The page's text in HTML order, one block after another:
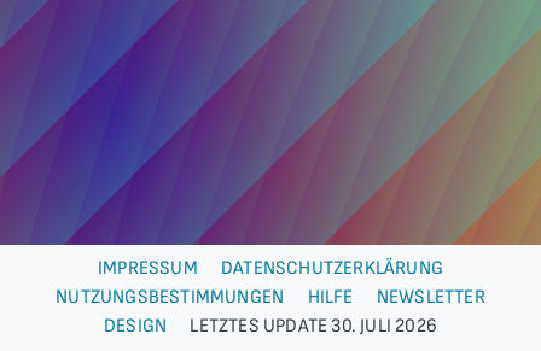
IMPRESSUM
DATENSCHUTZERKLÄRUNG
NUTZUNGSBESTIMMUNGEN
HILFE
NEWSLETTER
DESIGN
LETZTES UPDATE 30. JULI 2026